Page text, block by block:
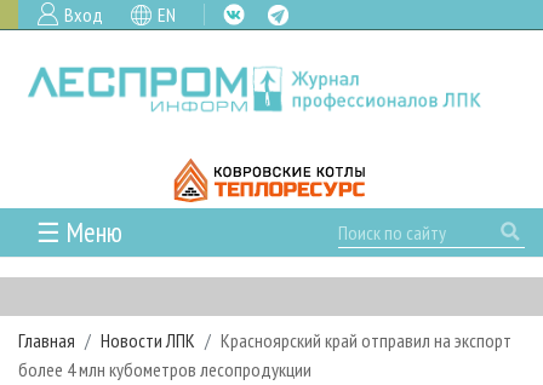
Вход EN
☰ Меню
ГЛАВНАЯ
РУБРИКИ И ТЕМЫ
РУБРИКИ ЖУРНАЛА
НОВОСТИ
Главная Новости ЛПК
Красноярский край отправил на экспорт
более 4 млн кубометров лесопродукции